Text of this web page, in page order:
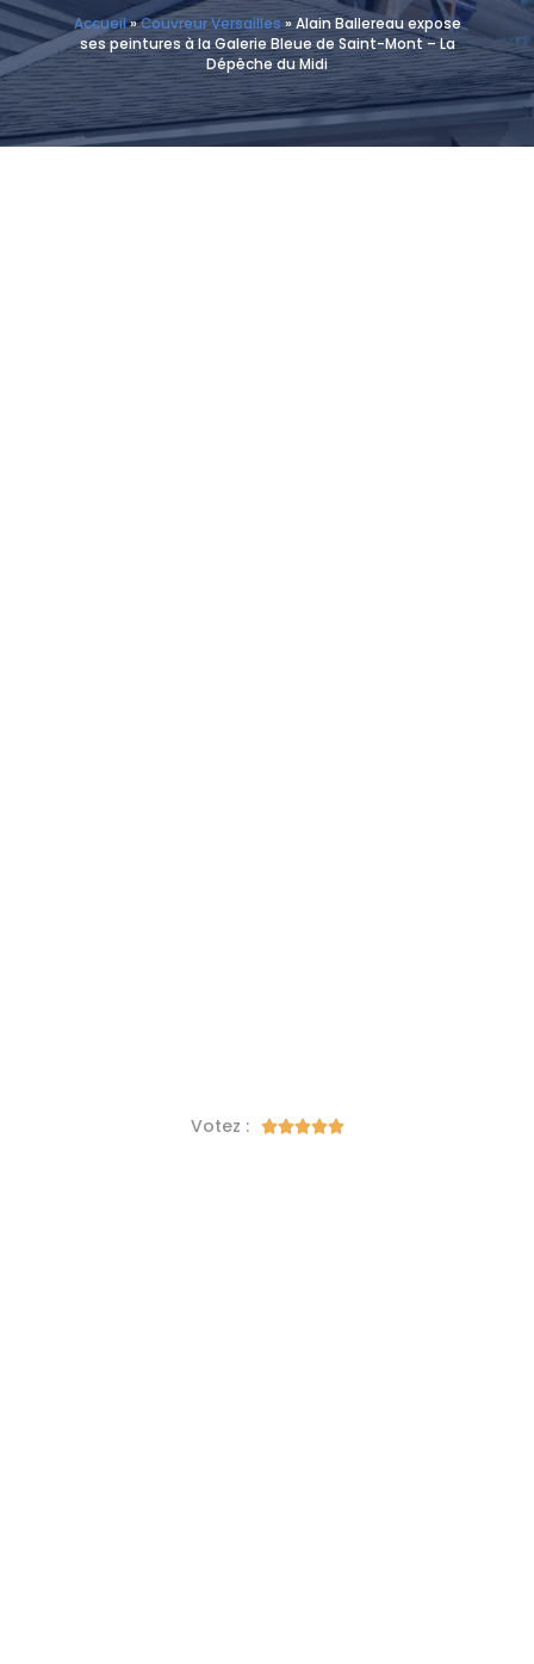
Accueil»Couvreur Versailles»Alain Ballereau expose
ses peintures à la Galerie Bleue de Saint-Mont – La
Dépêche du Midi
Votez : 